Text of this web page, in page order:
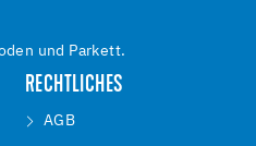
und Parkett.
RECHTLICHES
AGB